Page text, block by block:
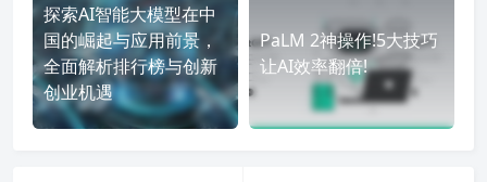
探索AI智能大模型在中
国的崛起与应用前景，
全面解析排行榜与创新
创业机遇
PaLM 2神操作!5大技巧
让AI效率翻倍!